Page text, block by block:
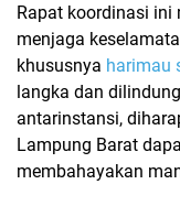
Rapat koordinasi
menjaga
khususnya harimau
langka dan
antarinstansi,
Lampung Barat
membahayakan